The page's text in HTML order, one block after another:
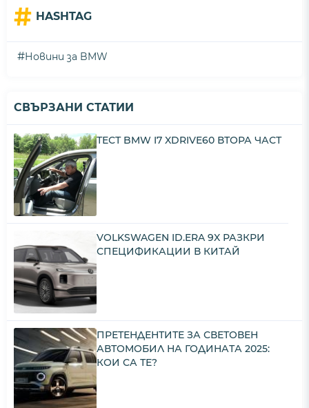
# HASHTAG
#Новини за BMW
СВЪРЗАНИ СТАТИИ
ТЕСТ BMW I7 XDRIVE60 ВТОРА ЧАСТ
VOLKSWAGEN ID.ERA 9X РАЗКРИ
СПЕЦИФИКАЦИИ В КИТАЙ
ПРЕТЕНДЕНТИТЕ ЗА СВЕТОВЕН
АВТОМОБИЛ НА ГОДИНАТА 2025:
КОИ СА ТЕ?